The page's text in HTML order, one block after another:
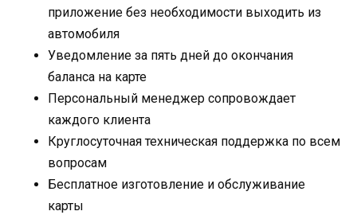
приложение без необходимости выходить из
автомобиля
Уведомление за пять дней до окончания
баланса на карте
Персональный менеджер сопровождает
каждого клиента
Круглосуточная техническая поддержка по всем
вопросам
Бесплатное изготовление и обслуживание
карты